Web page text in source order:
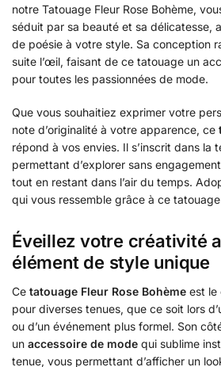
notre Tatouage Fleur Rose Bohème,
séduit par sa beauté et sa délicatesse,
de poésie à votre style. Sa conception
suite l’œil, faisant de ce tatouage un
pour toutes les passionnées de mode.
Que vous souhaitiez exprimer votre
note d’originalité à votre apparence, ce
répond à vos envies. Il s’inscrit dans la
permettant d’explorer sans
tout en restant dans l’air du temps.
qui vous ressemble grâce à ce
Éveillez votre créativité
élément de style unique
Ce tatouage Fleur Rose Bohème est le
pour diverses tenues, que ce soit lors
ou d’un événement plus formel. Son
un accessoire de mode qui sublime
tenue, vous permettant d’afficher un